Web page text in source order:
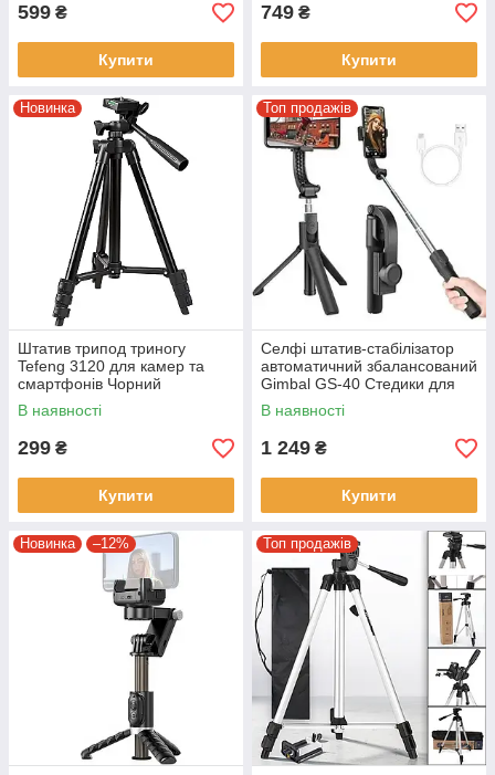
599 ₴
Купити
749 ₴
Купити
Новинка
Штатив трипод триногу
Tefeng 3120 для камер та
смартфонів Чорний
В наявності
299 ₴
Купити
Топ продажів
Селфі штатив-стабілізатор
автоматичний збалансований
Gimbal GS-40 Стедики для
смартфона
В наявності
1 249 ₴
Купити
Новинка –12% Топ продажів